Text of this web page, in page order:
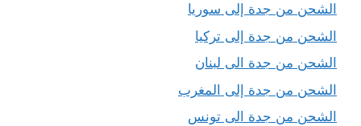
الشحن من جدة إلى سوريا
الشحن من جدة إلى تركيا
الشحن من جدة الى لبنان
الشحن من جدة إلى المغرب
الشحن من جدة الى تونس